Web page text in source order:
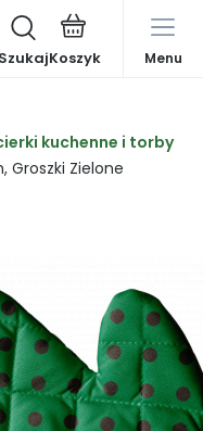
Szukaj Menu
kuchenne i torby
Zielone